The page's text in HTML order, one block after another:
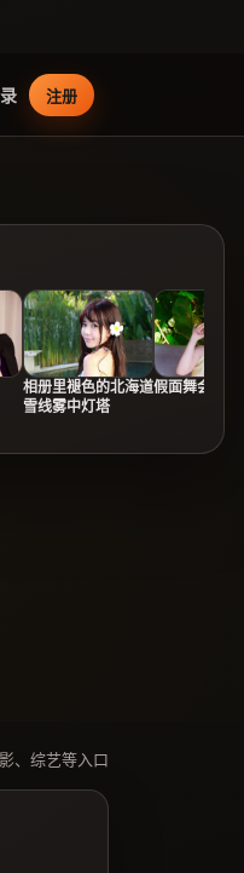
注册
相册里褪色的北海道
雪线雾中灯塔
假面舞会与月
、综艺等入口